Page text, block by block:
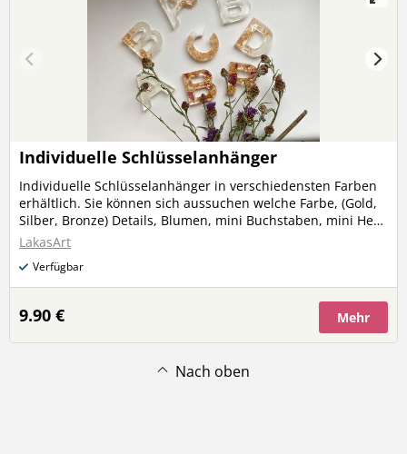
Individuelle Schlüsselanhänger
Individuelle Schlüsselanhänger in verschiedensten Farben
erhältlich. Sie können sich aussuchen welche Farbe, (Gold,
Silber, Bronze) Details, Blumen, mini Buchstaben, mini Herz
etc in Ihrem Schlüsselanhänger sein soll! Anhänger gibt es
genauso in Silber und in Gold. Ich versuche auf ihre
Wünsche einzugehen! Schreiben Sie mich gerne an und wir
fangen an ??
LakasArt
Verfügbar
9.90 € Mehr
Nach oben